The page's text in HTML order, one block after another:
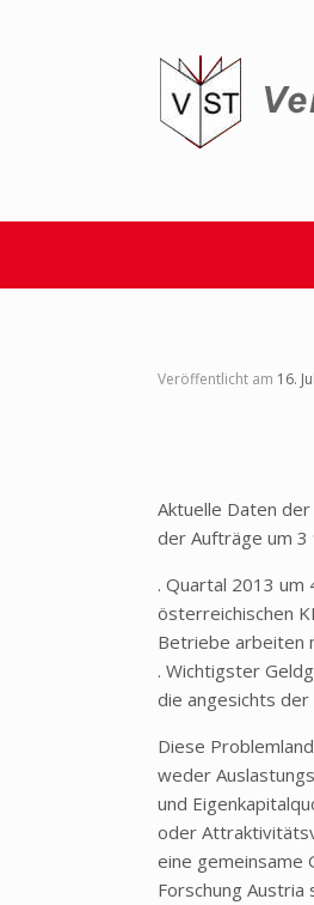
Veröffentlicht am 16.
Aktuelle Daten
der Aufträge um 3
. Quartal 2013
österreichischen
Betriebe arbeiten
. Wichtigster
die angesichts der
Diese
weder
und
oder
eine gemeinsame
Forschung Austria